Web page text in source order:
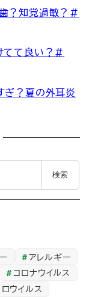
？知覚過敏？＃
てて良い？＃
ぎ？夏の外耳炎
検索
アレルギー
コロナウイルス
ウイルス